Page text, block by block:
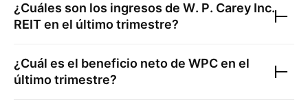
¿Cuáles son los ingresos de W. P. Carey Inc.
REITen el último trimestre?
¿Cuál es el beneficio neto de WPCen el
último trimestre?